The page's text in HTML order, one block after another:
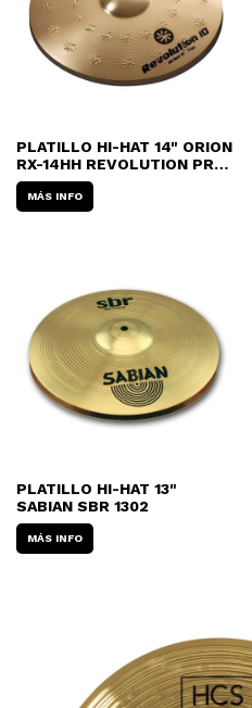
PLATILLO HI-HAT 14" ORION
RX-14HH REVOLUTION PRO-
10
MÁS INFO
PLATILLO HI-HAT 13"
SABIAN SBR 1302
MÁS INFO